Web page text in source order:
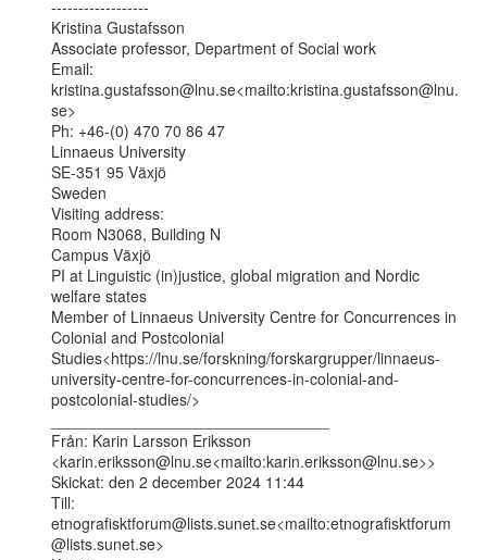
------------------
Kristina Gustafsson
Associate professor, Department of Social work
Email:
kristina.gustafsson@lnu.se<mailto:kristina.gustafsson@lnu.
se>
Ph: +46-(0) 470 70 86 47
Linnaeus University
SE-351 95 Växjö
Sweden
Visiting address:
Room N3068, Building N
Campus Växjö
PI at Linguistic (in)justice, global migration and Nordic
welfare states
Member of Linnaeus University Centre for Concurrences in
Colonial and Postcolonial
Studies<https://lnu.se/forskning/forskargrupper/linnaeus-
university-centre-for-concurrences-in-colonial-and-
postcolonial-studies/>
Från: Karin Larsson Eriksson
<karin.eriksson@lnu.se<mailto:karin.eriksson@lnu.se>>
Skickat: den 2 december 2024 11:44
Till:
etnografisktforum@lists.sunet.se<mailto:etnografisktforum
@lists.sunet.se>